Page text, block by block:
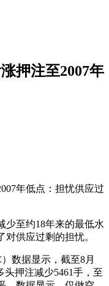
押注至2007年
至约18年来的最低水
供应过剩的担忧。
数据显示，截至8月
押注减少5461手，至